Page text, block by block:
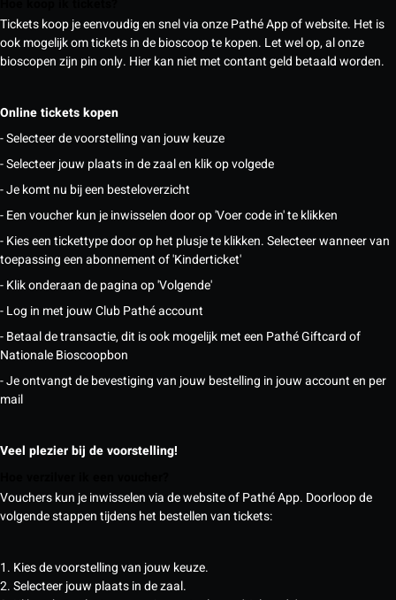
Tickets koop je eenvoudig en snel via onze Pathé App of website. Het is
ook mogelijk om tickets in de bioscoop te kopen. Let wel op, al onze
bioscopen zijn pin only. Hier kan niet met contant geld betaald worden.
Online tickets kopen
- Selecteer de voorstelling van jouw keuze
- Selecteer jouw plaats in de zaal en klik op volgede
- Je komt nu bij een besteloverzicht
- Een voucher kun je inwisselen door op 'Voer code in' te klikken
- Kies een tickettype door op het plusje te klikken. Selecteer wanneer van
toepassing een abonnement of 'Kinderticket'
- Klik onderaan de pagina op 'Volgende'
- Log in met jouw Club Pathé account
- Betaal de transactie, dit is ook mogelijk met een Pathé Giftcard of
Nationale Bioscoopbon
- Je ontvangt de bevestiging van jouw bestelling in jouw account en per
mail
Veel plezier bij de voorstelling!
Vouchers kun je inwisselen via de website of Pathé App. Doorloop de
volgende stappen tijdens het bestellen van tickets:
1. Kies de voorstelling van jouw keuze.
2. Selecteer jouw plaats in de zaal.